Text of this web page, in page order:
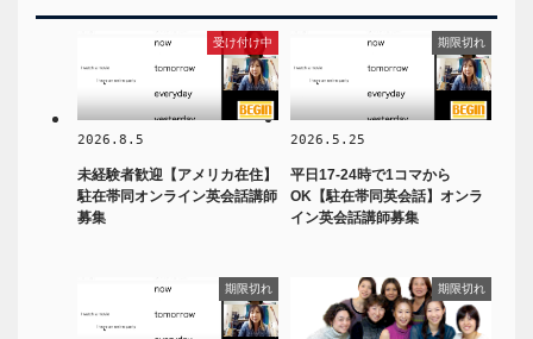
受け付け中
2026.8.5
未経験者歓迎【アメリカ在住】
駐在帯同オンライン英会話講師
募集
期限切れ
2026.5.25
平日17-24時で1コマから
OK【駐在帯同英会話】オンラ
イン英会話講師募集
期限切れ 期限切れ